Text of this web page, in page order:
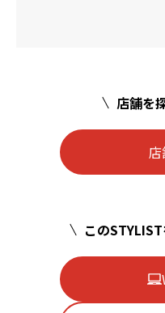
店舗を
この